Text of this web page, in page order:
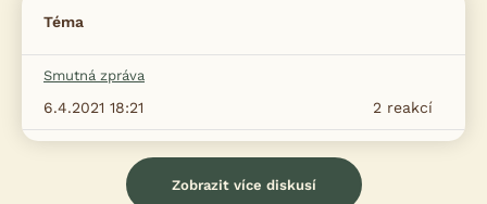
Téma
Smutná zpráva
2 reakcí
6.4.2021 18:21
Zobrazit více diskusí